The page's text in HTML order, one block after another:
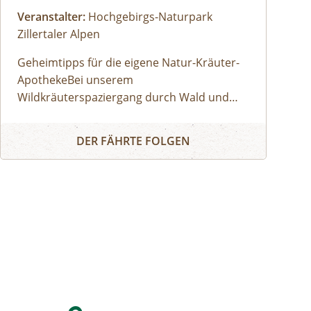
Veranstalter: Hochgebirgs-Naturpark
Zillertaler Alpen
Geheimtipps für die eigene Natur-Kräuter-
ApothekeBei unserem
Wildkräuterspaziergang durch Wald und
die Geheimnisse über die Heilkräfte der
Alpenkräuter. Diese tolle Natur-Apotheke ist
Bichlalm.BUCH-TIPP: Gottfried Hochgruber:
WILDKRÄUTERSPAZIERGANG IN TUX
DER FÄHRTE FOLGEN